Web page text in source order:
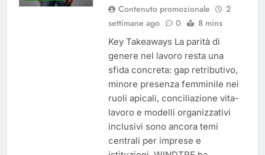
Contenuto promozionale
2
settimane ago
0 8 mins
Key Takeaways La parità di
genere nel lavoro resta una
sfida concreta: gap retributivo,
minore presenza femminile nei
ruoli apicali, conciliazione vita-
lavoro e modelli organizzativi
inclusivi sono ancora temi
centrali per imprese e